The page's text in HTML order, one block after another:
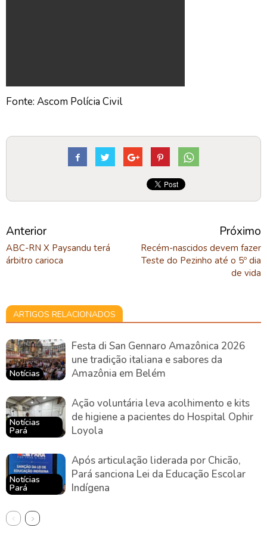
Fonte: Ascom Polícia Civil
Anterior
ABC-RN X Paysandu terá
árbitro carioca
Próximo
Recém-nascidos devem fazer
Teste do Pezinho até o 5º dia
de vida
ARTIGOS RELACIONADOS
Notícias
Festa di San Gennaro Amazônica 2026
une tradição italiana e sabores da
Amazônia em Belém
Notícias
Pará
Ação voluntária leva acolhimento e kits
de higiene a pacientes do Hospital Ophir
Loyola
Notícias
Pará
Após articulação liderada por Chicão,
Pará sanciona Lei da Educação Escolar
Indígena